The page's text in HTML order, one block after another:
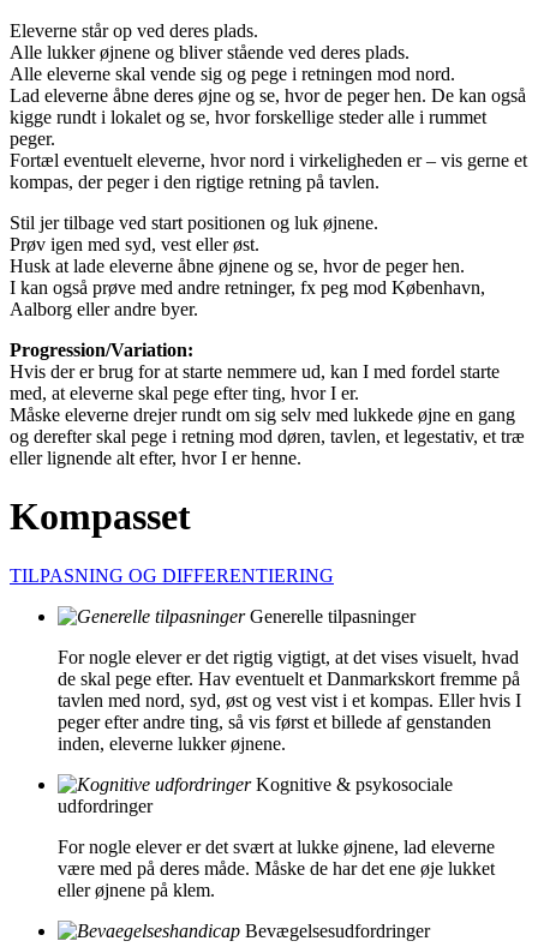
Eleverne står op ved deres plads.
Alle lukker øjnene og bliver stående ved deres plads.
Alle eleverne skal vende sig og pege i retningen mod nord.
Lad eleverne åbne deres øjne og se, hvor de peger hen. De kan også
kigge rundt i lokalet og se, hvor forskellige steder alle i rummet
peger.
Fortæl eventuelt eleverne, hvor nord i virkeligheden er – vis gerne et
kompas, der peger i den rigtige retning på tavlen.
Stil jer tilbage ved start positionen og luk øjnene.
Prøv igen med syd, vest eller øst.
Husk at lade eleverne åbne øjnene og se, hvor de peger hen.
I kan også prøve med andre retninger, fx peg mod København,
Aalborg eller andre byer.
Progression/Variation:
Hvis der er brug for at starte nemmere ud, kan I med fordel starte
med, at eleverne skal pege efter ting, hvor I er.
Måske eleverne drejer rundt om sig selv med lukkede øjne en gang
og derefter skal pege i retning mod døren, tavlen, et legestativ, et træ
eller lignende alt efter, hvor I er henne.
Kompasset
TILPASNING OG DIFFERENTIERING
Generelle tilpasninger
For nogle elever er det rigtig vigtigt, at det vises visuelt, hvad
de skal pege efter. Hav eventuelt et Danmarkskort fremme på
tavlen med nord, syd, øst og vest vist i et kompas. Eller hvis I
peger efter andre ting, så vis først et billede af genstanden
inden, eleverne lukker øjnene.
Kognitive & psykosociale
udfordringer
For nogle elever er det svært at lukke øjnene, lad eleverne
være med på deres måde. Måske de har det ene øje lukket
eller øjnene på klem.
Bevægelsesudfordringer